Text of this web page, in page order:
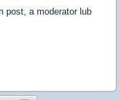
post, a moderator lub